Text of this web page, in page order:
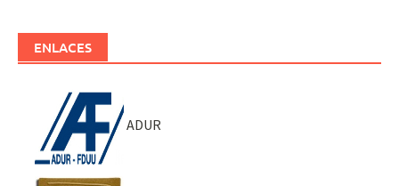
ENLACES
ADUR